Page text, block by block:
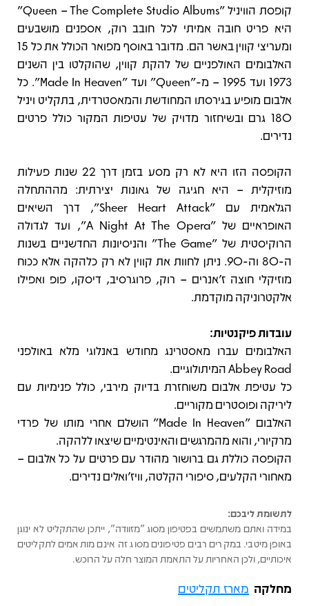
קופסת הוויניל "Queen – The Complete Studio Albums"
היא פריט חובה אמיתי לכל חובב רוק, אספנים מושבעים
ומעריצי קווין באשר הם. מדובר באוסף מפואר הכולל את כל 15
האלבומים האולפניים של להקת קווין, שהוקלטו בין השנים
1973 ועד 1995 – מ-"Queen" ועד "Made In Heaven". כל
אלבום מופיע בגירסתו המחודשת והמאסטרדית, בתקליט ויניל
180 גרם ובשיחזור מדויק של עטיפות המקור כולל פרטים
נדירים.
הקופסה הזו היא לא רק מסע בזמן דרך 22 שנות פעילות
מוזיקלית – היא חגיגה של גאונות יצירתית: מההתחלה
הגלאמית עם "Sheer Heart Attack", דרך השיאים
האופראיים של "A Night At The Opera", ועד לגדולה
הרוקיסטית של "The Game" והניסיונות החדשניים בשנות
ה-80 וה-90. ניתן לחוות את קווין לא רק כלהקה אלא ככוח
מוזיקלי חוצה ז'אנרים – רוק, פרוגרסיב, דיסקו, פופ ואפילו
אלקטרוניקה מוקדמת.
עובדות פיקנטיות:
האלבומים עברו מאסטרינג מחודש באנלוגי מלא באולפני
Abbey Road המיתולוגיים.
כל עטיפת אלבום משוחזרת בדיוק מירבי, כולל פנימיות עם
ליריקה ופוסטרים מקוריים.
האלבום "Made In Heaven" הושלם אחרי מותו של פרדי
מרקיורי, והוא מהמרגשים והאינטימיים שיצאו ללהקה.
הקופסה כוללת גם ברושור מהודר עם פרטים על כל אלבום –
מאחורי הקלעים, סיפורי הקלטה, וויז'ואלים נדירים.
לתשומת ליבכם:
במידה ואתם משתמשים בפטיפון מסוג "מזוודה", ייתכן שהתקליט לא ינוגן
באופן מיטבי. במקרים רבים פטיפונים מסוג זה אינם מותאמים לתקליטים
איכותיים, ולכן האחריות על התאמת המוצר חלה על הרוכש.
מחלקה מארז תקליטים